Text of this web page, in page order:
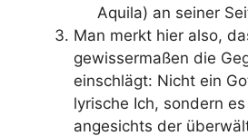
Aquila) an seiner
Man merkt hier also,
gewissermaßen die
einschlägt: Nicht ein
lyrische Ich, sondern
angesichts der